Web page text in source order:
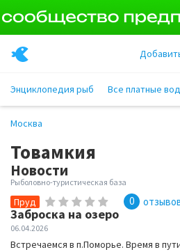
Энциклопедия рыб Все платные
Москва
Товамкия
Новости
Рыболовно-туристическая база
Пруд 0
Заброска на озеро
06.04.2026
Встречаемся в п.Поморье. Время в